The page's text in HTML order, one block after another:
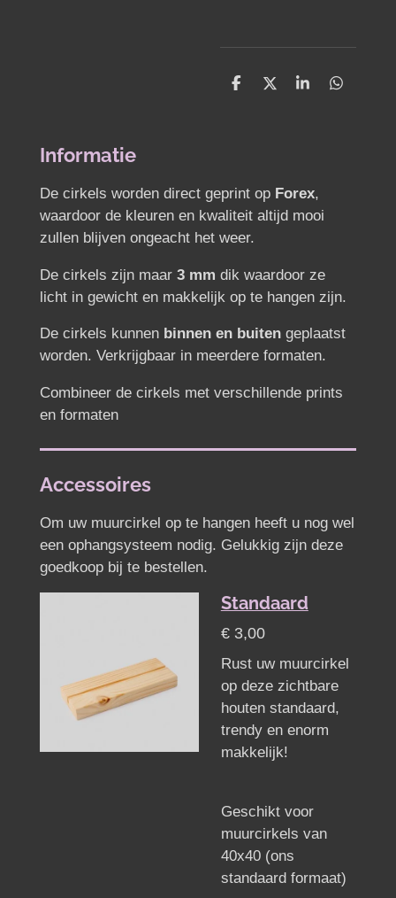
D
D
S
D
Informatie
De cirkels worden direct geprint op Forex,
waardoor de kleuren en kwaliteit altijd mooi
zullen blijven ongeacht het weer.
De cirkels zijn maar 3 mm dik waardoor ze
licht in gewicht en makkelijk op te hangen zijn.
De cirkels kunnen binnen en buitengeplaatst
worden. Verkrijgbaar in meerdere formaten.
Combineer de cirkels met verschillende prints
en formaten
Accessoires
Om uw muurcirkel op te hangen heeft u nog wel
een ophangsysteem nodig. Gelukkig zijn deze
goedkoop bij te bestellen.
Standaard
€ 3,00
Rust uw muurcirkel
op deze zichtbare
houten standaard,
trendy en enorm
makkelijk!
Geschikt voor
muurcirkels van
40x40 (ons
standaard formaat)